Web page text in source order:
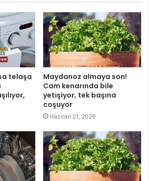
telaşa
Maydanoz almaya son!
Cam kenarında bile
yetişiyor, tek başına
coşuyor
Haziran 21, 2026